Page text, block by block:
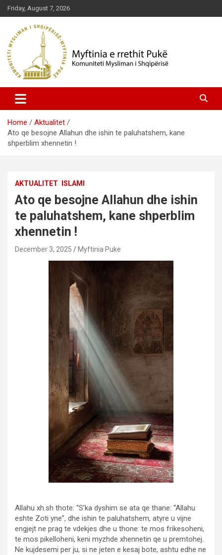
Skip
to
content
Friday, August 7, 2026
Myftinia Pukë | Faqja Zyrtare
Home
Aktualitet
Ato qe besojne Allahun dhe ishin te paluhatshem, kane
shperblim xhennetin !
AKTUALITET ISLAMI
Ato qe besojne Allahun dhe ishin
te paluhatshem, kane shperblim
xhennetin !
December 3, 2025 Myftinia Puke
Allahu xh.sh thote: “S’ka dyshim se ata qe thane: “Allahu
eshte Zoti yne”, dhe ishin te paluhatshem, atyre u vijne
engjejt ne prag te vdekjes dhe u thone: te mos frikesoheni,
te mos pikelloheni, keni myzhde xhennetin qe u premtohej.
Ne kujdesemi per ju, si ne jeten e kesaj bote, ashtu edhe ne